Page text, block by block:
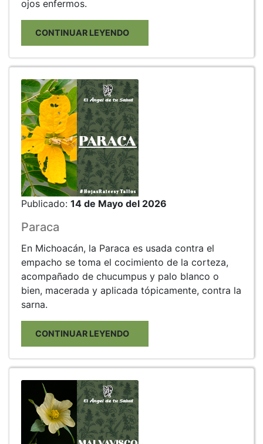
ojos enfermos.
CONTINUAR LEYENDO
Publicado: 14 de Mayo del 2026
Paraca
En Michoacán, la Paraca es usada contra el
empacho se toma el cocimiento de la corteza,
acompañado de chucumpus y palo blanco o
bien, macerada y aplicada tópicamente, contra la
sarna.
CONTINUAR LEYENDO